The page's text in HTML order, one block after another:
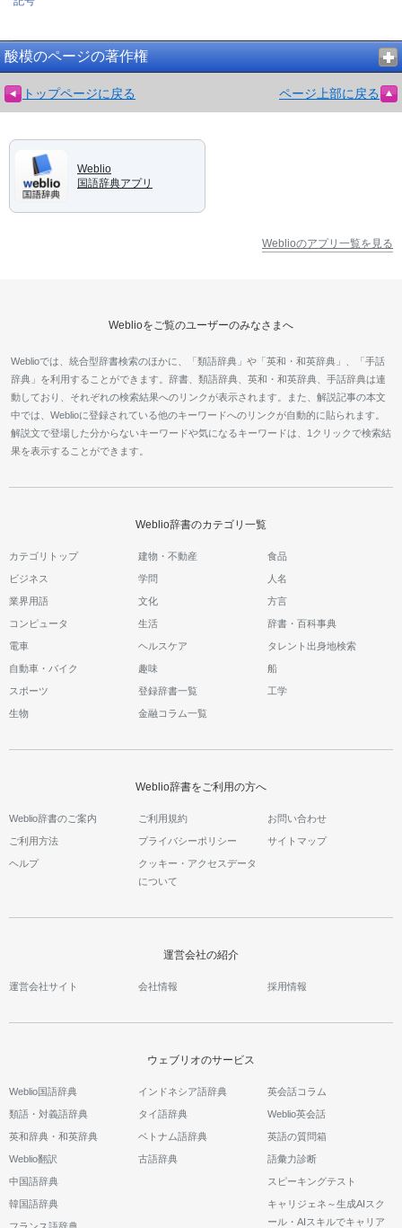
酸模のページの著作権
トップページに戻る ページ上部に戻る
Weblio
国語辞典アプリ
Weblioのアプリ一覧を見る
Weblioをご覧のユーザーのみなさまへ
Weblioでは、統合型辞書検索のほかに、「類語辞典」や「英和・和英辞典」、「手話
辞典」を利用することができます。辞書、類語辞典、英和・和英辞典、手話辞典は連
動しており、それぞれの検索結果へのリンクが表示されます。また、解説記事の本文
中では、Weblioに登録されている他のキーワードへのリンクが自動的に貼られます。
解説文で登場した分からないキーワードや気になるキーワードは、1クリックで検索結
果を表示することができます。
Weblio辞書のカテゴリ一覧
カテゴリトップ 建物・不動産 食品
ビジネス 学問 人名
業界用語 文化 方言
コンピュータ 生活 辞書・百科事典
電車 ヘルスケア タレント出身地検索
自動車・バイク 趣味 船
スポーツ 登録辞書一覧 工学
生物 金融コラム一覧
Weblio辞書をご利用の方へ
Weblio辞書のご案内 ご利用規約 お問い合わせ
ご利用方法 プライバシーポリシー サイトマップ
ヘルプ
クッキー・アクセスデータ
について
運営会社の紹介
運営会社サイト 会社情報 採用情報
ウェブリオのサービス
Weblio国語辞典
類語・対義語辞典
英和辞典・和英辞典
Weblio翻訳
中国語辞典
韓国語辞典
インドネシア語辞典
タイ語辞典
ベトナム語辞典
古語辞典
英会話コラム
Weblio英会話
英語の質問箱
語彙力診断
スピーキングテスト
キャリジェネ～生成AIスク
ール・AIスキルでキャリア